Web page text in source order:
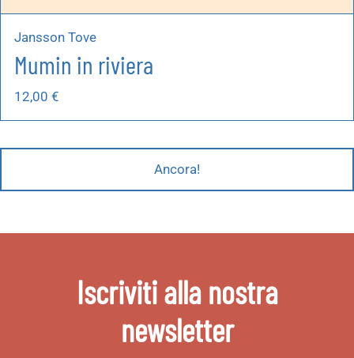
Jansson Tove
Mumin in riviera
12,00 €
Ancora!
Iscriviti alla nostra
newsletter